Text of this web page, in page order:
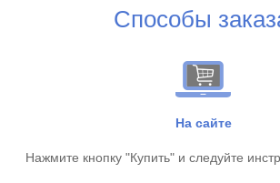
Способы
На сайте
Нажмите кнопку "Купить" и следуйте